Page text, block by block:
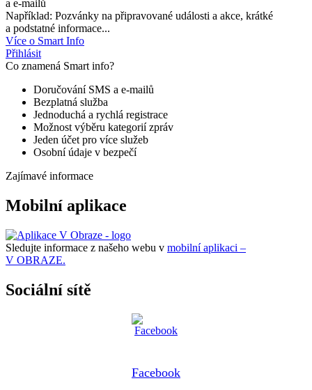
a e-mailů
Například: Pozvánky na připravované události a akce, krátké
a podstatné informace...
Více o Smart Info
Přihlásit
Co znamená Smart info?
Doručování SMS a e-mailů
Bezplatná služba
Jednoduchá a rychlá registrace
Možnost výběru kategorií zpráv
Jeden účet pro více služeb
Osobní údaje v bezpečí
Zajímavé informace
Mobilní aplikace
Sledujte informace z našeho webu v mobilní aplikaci –
V OBRAZE.
Sociální sítě
Facebook